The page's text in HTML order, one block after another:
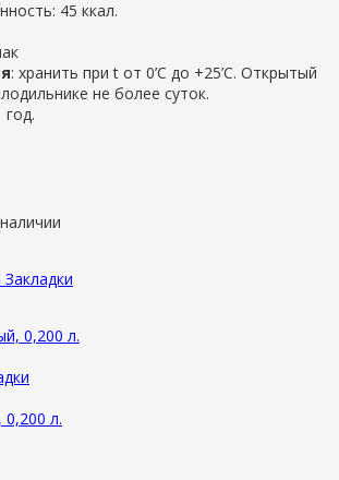
45 ккал.
: хранить при t от 0’C до +25’C. Открытый
не более суток.
год.
Закладки
л.